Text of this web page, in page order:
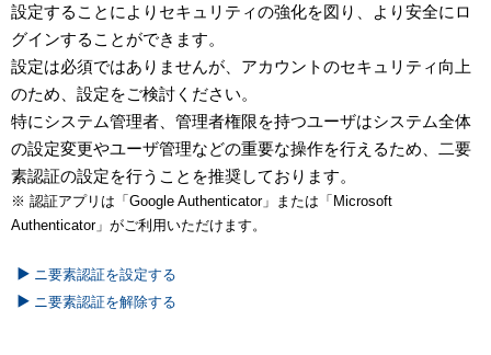
設定することによりセキュリティの強化を図り、より安全にロ
グインすることができます。
設定は必須ではありませんが、アカウントのセキュリティ向上
のため、設定をご検討ください。
特にシステム管理者、管理者権限を持つユーザはシステム全体
の設定変更やユーザ管理などの重要な操作を行えるため、二要
素認証の設定を行うことを推奨しております。
※ 認証アプリは「Google Authenticator」または「Microsoft
Authenticator」がご利用いただけます。
ニ要素認証を設定する
ニ要素認証を解除する